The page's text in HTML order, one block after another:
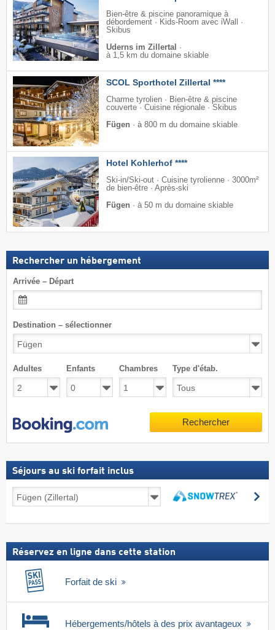
Bien-être & piscine panoramique à
débordement · Kids-Room avec iWall ·
Skibus
Uderns im Zillertal ·
à 1,5 km du domaine skiable
SCOL Sporthotel Zillertal ****
Charme tyrolien · Bien-être & piscine
couverte · Cuisine régionale · Skibus
Fügen · à 800 m du domaine skiable
Hotel Kohlerhof ****
Ski-in/Ski-out · Cuisine tyrolienne · 3000m²
de bien-être · Après-ski
Fügen · à 50 m du domaine skiable
Rechercher un hébergement
Arrivée – Départ
Destination – sélectionner
Adultes Enfants Chambres Type d'étab.
Rechercher
Séjours au ski forfait inclus
Séjours
au
forfait
Réservez en ligne dans cette station
Forfait de ski
Hébergements/hôtels à des prix avantageux